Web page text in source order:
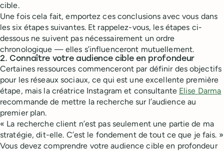
cible.
Une fois cela fait, emportez ces conclusions avec vous dans
les six étapes suivantes. Et rappelez-vous, les étapes ci-
dessous ne suivent pas nécessairement un ordre
chronologique — elles s’influenceront mutuellement.
2. Connaître votre audience cible en profondeur
Certaines ressources commenceront par définir des objectifs
pour les réseaux sociaux, ce qui est une excellente première
étape, mais la créatrice Instagram et consultante Elise Darma
recommande de mettre la recherche sur l’audience au
premier plan.
« La recherche client n’est pas seulement une partie de ma
stratégie, dit-elle. C’est le fondement de tout ce que je fais. »
Vous devez comprendre votre audience cible en profondeur